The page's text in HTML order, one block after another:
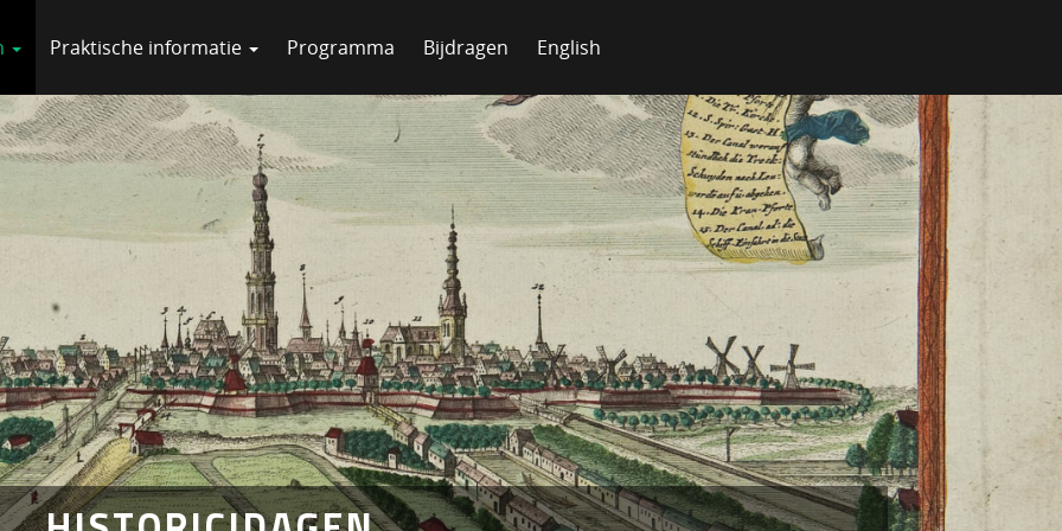
Praktische informatie Programma Bijdragen English